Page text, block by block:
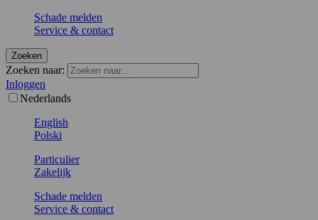
Schade melden
Service & contact
Zoeken
Zoeken naar:
Inloggen
Nederlands
English
Polski
Particulier
Zakelijk
Schade melden
Service & contact